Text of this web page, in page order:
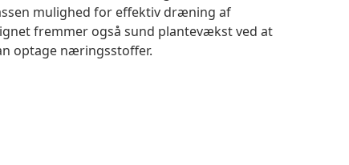
mulighed for effektiv dræning af
fremmer også sund plantevækst ved at
optage næringsstoffer.